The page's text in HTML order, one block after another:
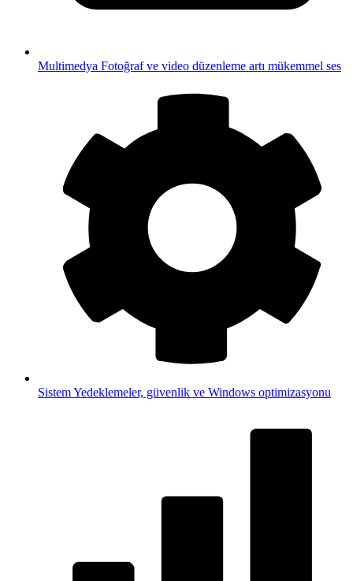
Multimedya Fotoğraf ve video düzenleme artı mükemmel ses
SistemYedeklemeler, güvenlik ve Windows optimizasyonu